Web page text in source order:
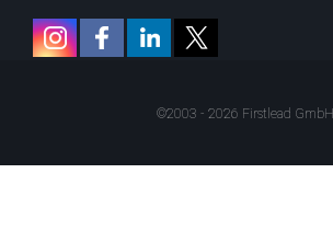
©2003 - 2026 Firstlead GmbH